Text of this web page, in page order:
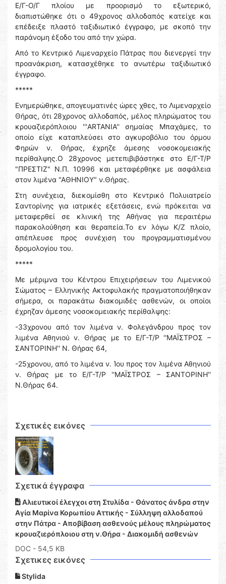
Ε/Γ-Ο/Γ πλοίου με προορισμό το εξωτερικό,
διαπιστώθηκε ότι ο 49χρονος αλλοδαπός κατείχε και
επέδειξε πλαστό ταξιδιωτικό έγγραφο, με σκοπό την
παράνομη έξοδο του από την χώρα.
Από το Κεντρικό Λιμεναρχείο Πάτρας που διενεργεί την
προανάκριση, κατασχέθηκε το ανωτέρω ταξιδιωτικό
έγγραφο.
*****
Ενημερώθηκε, απογευματινές ώρες χθες, το Λιμεναρχείο
Θήρας, ότι 28χρονος αλλοδαπός, μέλος πληρώματος του
κρουαζιερόπλοιου '''ARTANIA'' σημαίας Μπαχάμες, το
οποίο είχε καταπλεύσει στο αγκυροβόλιο του όρμου
Φηρών ν. Θήρας, έχρηζε άμεσης νοσοκομειακής
περίθαλψης.Ο 28χρονος μετεπιβιβάστηκε στο Ε/Γ-Τ/Ρ
"ΠΡΕΣΤΙΖ" Ν.Π. 10996 και μεταφέρθηκε με ασφάλεια
στον λιμένα "ΑΘΗΝΙΟΥ" ν.Θήρας.
Στη συνέχεια, διεκομίσθη στο Κεντρικό Πολυιατρείο
Σαντορίνης για ιατρικές εξετάσεις, ενώ πρόκειται να
μεταφερθεί σε κλινική της Αθήνας για περαιτέρω
παρακολούθηση και θεραπεία.Το εν λόγω Κ/Ζ πλοίο,
απέπλευσε προς συνέχιση του προγραμματισμένου
δρομολογίου του.
*****
Με μέριμνα του Κέντρου Επιχειρήσεων του Λιμενικού
Σώματος – Ελληνικής Ακτοφυλακής πραγματοποιήθηκαν
σήμερα, οι παρακάτω διακομιδές ασθενών, οι οποίοι
έχρηζαν άμεσης νοσοκομειακής περίθαλψης:
-33χρονου από τον λιμένα ν. Φολεγάνδρου προς τον
λιμένα Αθηνιού ν. Θήρας με το Ε/Γ-Τ/Ρ ''ΜΑΪΣΤΡΟΣ –
ΣΑΝΤΟΡΙΝΗ'' Ν. Θήρας 64,
-25χρονου, από το λιμένα ν. Ίου προς τον λιμένα Αθηνιού
ν. Θήρας με το Ε/Γ-Τ/Ρ ''ΜΑΪΣΤΡΟΣ – ΣΑΝΤΟΡΙΝΗ''
Ν.Θήρας 64.
Σχετικές εικόνες
Σχετικά έγγραφα
Αλιευτικοί έλεγχοι στη Στυλίδα - Θάνατος άνδρα στην
Αγία Μαρίνα Κορωπίου Αττικής - Σύλληψη αλλοδαπού
στην Πάτρα - Αποβίβαση ασθενούς μέλους πληρώματος
κρουαζιερόπλοιου στη ν.Θήρα - Διακομιδή ασθενών
DOC - 54,5 KB
Σχετικες εικόνες
Stylida